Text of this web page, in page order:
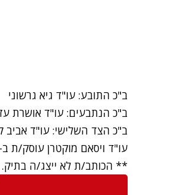
ב"כ התובע: עו"ד גיא גרשוני
ב"כ הנתבעים: עו"ד אושרת
ב"כ הצד השלישי: עו"ד אביב
עו"ד ויסאם מוקטרן עוסק/ת ב-
** הכותב/ת לא ייצג/ה בתיק.